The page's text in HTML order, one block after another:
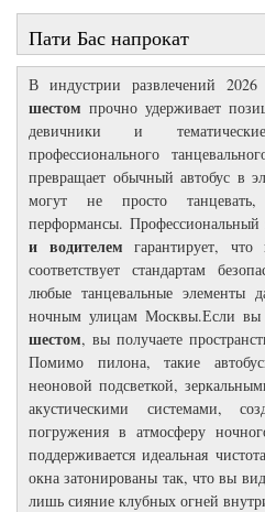
Пати Бас напрокат
В индустрии развлечений 2026
шестом прочно удерживает
девичники и
профессионального
превращает обычный автобус в
могут не просто
перформансы. Профессиональный
и водителем гарантирует,
соответствует стандартам
любые танцевальные
ночным улицам Москвы.Если вы
шестом, вы получаете
Помимо пилона, такие
неоновой подсветкой,
акустическими системами,
погружения в атмосферу
поддерживается идеальная
окна затонированы так, что вы
лишь сияние клубных огней